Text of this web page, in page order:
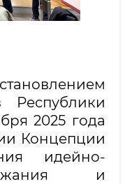
Республики
2025 года
Концепции
идейно-
и